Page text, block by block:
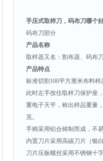
手压式取样刀，码布刀哪个
码布刀部分
产品名称
取样器又名：割布器、码
产品特点
标准切割100平方厘米布料
此时左手按住取样刀保护座
重电子天平，称出样品重量
克。
手柄采用铝合铸制而成，不
内置刀片采用高碳刀片（银
刀片压板螺丝采用不锈钢十